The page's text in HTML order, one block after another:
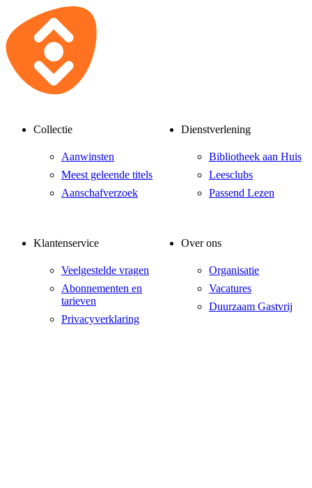
Collectie
Aanwinsten
Meest geleende titels
Aanschafverzoek
Dienstverlening
Bibliotheek aan Huis
Leesclubs
Passend Lezen
Klantenservice
Veelgestelde vragen
Abonnementen en
tarieven
Privacyverklaring
Over ons
Organisatie
Vacatures
Duurzaam Gastvrij